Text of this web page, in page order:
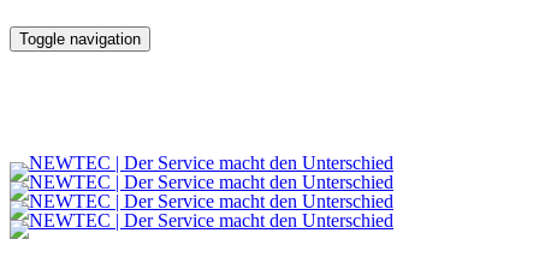
Toggle navigation